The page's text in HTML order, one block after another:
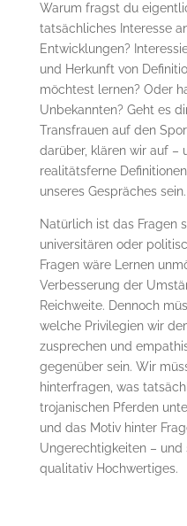
Warum fragst du
tatsächliches Interesse
Entwicklungen?
und Herkunft von
möchtest lernen? Oder
Unbekannten? Geht es
Transfrauen auf den
darüber, klären wir auf –
realitätsferne
unseres Gespräches sein.
Natürlich ist das Fragen
universitären oder
Fragen wäre Lernen
Verbesserung der
Reichweite. Dennoch
welche Privilegien wir
zusprechen und
gegenüber sein. Wir
hinterfragen, was
trojanischen Pferden
und das Motiv hinter
Ungerechtigkeiten –
qualitativ Hochwertiges.